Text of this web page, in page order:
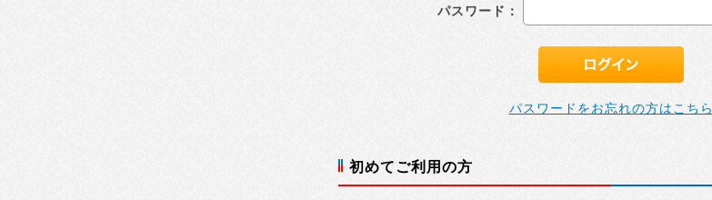
パスワード：
パスワードをお忘れの方はこちら
初めてご利用の方